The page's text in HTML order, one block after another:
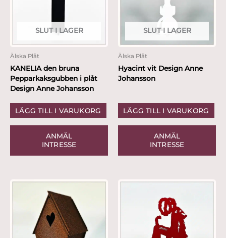
SLUT I LAGER
Älska Plåt
KANELIA den bruna
Pepparkaksgubben i plåt
Design Anne Johansson
LÄGG TILL I VARUKORG
ANMÄL
INTRESSE
SLUT I LAGER
Älska Plåt
Hyacint vit Design Anne
Johansson
LÄGG TILL I VARUKORG
ANMÄL
INTRESSE